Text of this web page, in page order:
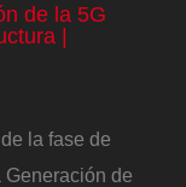
de la 5G
|
la fase de
de